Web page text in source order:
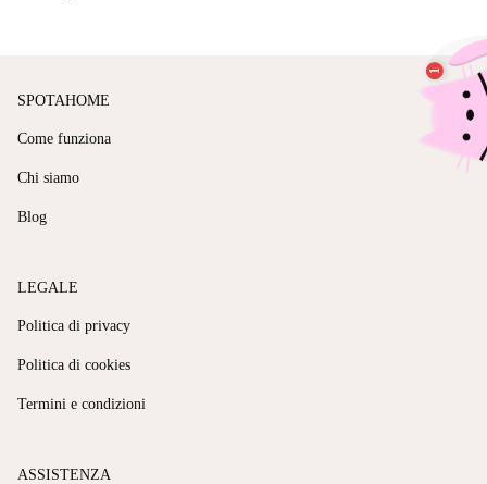
SPOTAHOME
Come funziona
Chi siamo
Blog
LEGALE
Politica di privacy
Politica di cookies
Termini e condizioni
ASSISTENZA